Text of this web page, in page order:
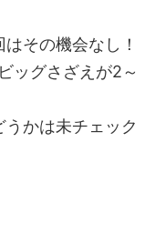
その機会なし！
ッグさざえが2～
かは未チェック